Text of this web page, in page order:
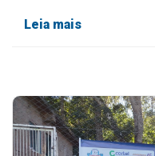
Leia mais